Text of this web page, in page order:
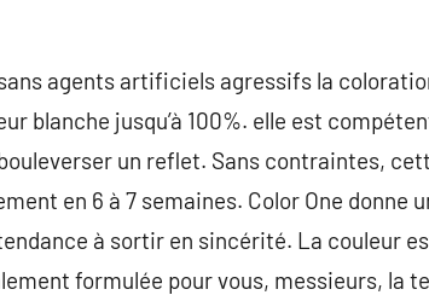
agents artificiels agressifs la
blanche jusqu’à 100%. elle est
un reflet. Sans contraintes,
en 6 à 7 semaines. Color One donne
à sortir en sincérité. La couleur
formulée pour vous, messieurs, la